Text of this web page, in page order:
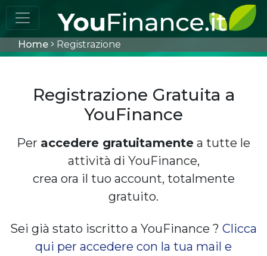
Home Registrazione
Registrazione Gratuita a
YouFinance
Per accedere gratuitamente a tutte le
attività di YouFinance,
crea ora il tuo account, totalmente
gratuito.
Sei già stato iscritto a YouFinance ? Clicca
qui per accedere con la tua mail e